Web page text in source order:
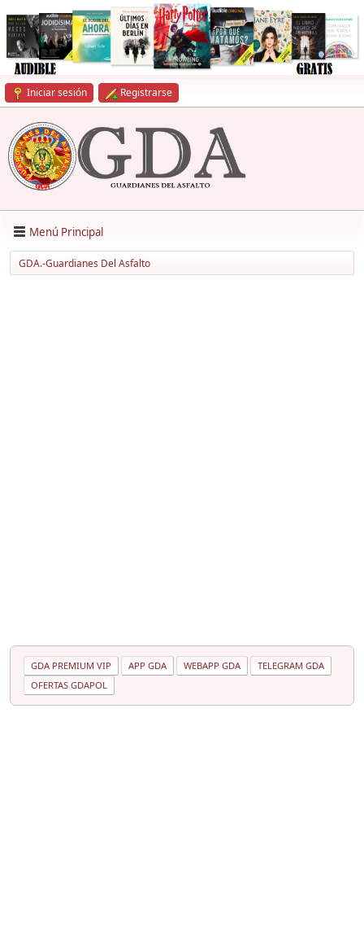
Iniciar sesión Registrarse
Menú Principal
GDA.-Guardianes Del Asfalto
GDA PREMIUM VIP APP GDA WEBAPP GDA
TELEGRAM GDA
OFERTAS GDAPOL